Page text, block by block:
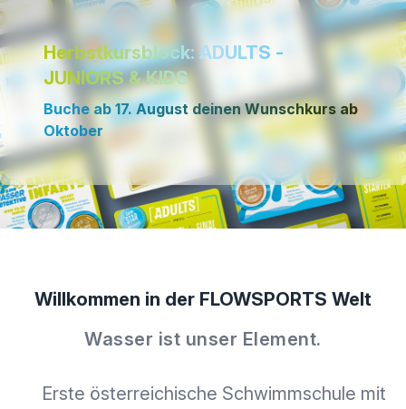
Herbstkursblock: ADULTS -
JUNIORS & KIDS
Buche ab 17. August deinen Wunschkurs ab
Oktober
Willkommen in der FLOWSPORTS Welt
Wasser ist unser Element.
Erste österreichische Schwimmschule mit